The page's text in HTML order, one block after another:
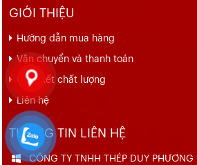
GIỚI THIỆU
Hướng dẫn mua hàng
Vận chuyển và thanh toán
Cam kết chất lượng
Liên hệ
THÔNG TIN LIÊN HỆ
CÔNG TY TNHH THÉP DUY PHƯƠNG